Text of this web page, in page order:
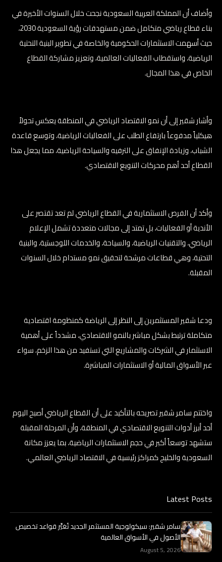
وأضاف أن المملكة العربية السعودية نجحت خلال السنوات الأخيرة في
بناء قطاع رياضي متكامل ضمن مستهدفات رؤية السعودية 2030،
حيث أسهمت الاستثمارات الحكومية والخاصة في تطوير البنية التحتية
الرياضية، واستقطاب الفعاليات العالمية، وتعزيز مشاركة القطاع
الخاص في هذا المجال.
وأشار شقير إلى أن نمو الاقتصاد الرياضي في المنطقة يعكس تحولاً
هيكلياً مدفوعاً بارتفاع الطلب على الفعاليات الرياضية، وتوسع قاعدة
الشباب، وزيادة الإنفاق على الترفيه والسياحة الرياضية، مما يجعل هذا
القطاع أحد أهم محركات التنويع الاقتصادي.
وأكد أن الفرص الاستثمارية في القطاع الرياضي لم تعد تقتصر على
الأندية أو الفعاليات، بل تمتد إلى مجالات متعددة تشمل الإعلام
الرياضي، والتقنيات الرياضية، والسياحة، والخدمات اللوجستية، والبنية
التحتية، وهي قطاعات مرشحة لتحقيق نمو مستدام خلال السنوات
المقبلة.
ودعا شقير المستثمرين إلى النظر إلى الرياضة كمنظومة اقتصادية
متكاملة ترتبط بشكل مباشر بالنمو الاقتصادي، مشدداً على أهمية
الاستثمار في الشركات والمشاريع التي تستفيد من هذا الزخم، سواء
عبر الأسواق المالية أو الاستثمارات المباشرة.
واختتم سامر شقير تصريحه بالتأكيد على أن القطاع الرياضي أصبح اليوم
أحد أبرز أدوات التنويع الاقتصادي في المنطقة، وأن المرحلة المقبلة
ستشهد توسعاً أكبر في حجم الاستثمارات الرياضية، بما يعزز مكانة
السعودية والخليج كمراكز رئيسية في الاقتصاد الرياضي العالمي.
Latest Posts
سامر شقير: سيكولوجية المستثمر الجديد تُغيِّر قواعد تخصيص
الأصول في الأسواق العالمية
August 5, 2026